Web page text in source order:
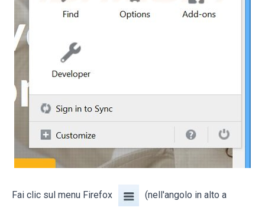
Fai clic sul menu Firefox (nell'angolo in alto a